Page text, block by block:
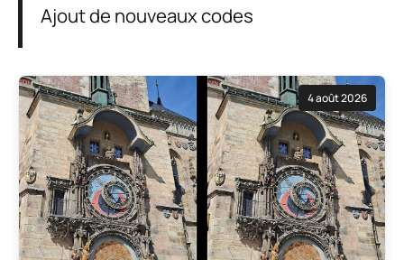
Ajout de nouveaux codes
4 août 2026